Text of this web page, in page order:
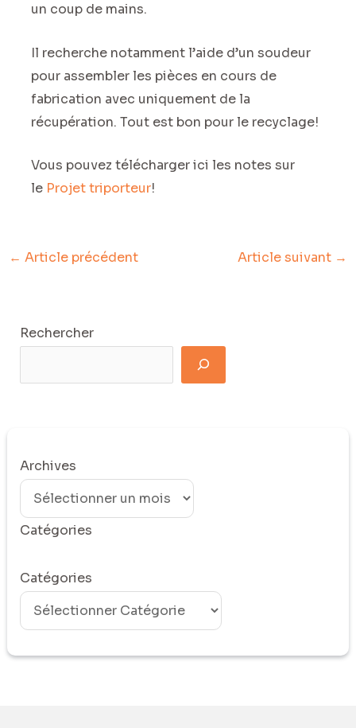
un coup de mains.
Il recherche notamment l’aide d’un soudeur
pour assembler les pièces en cours de
fabrication avec uniquement de la
récupération. Tout est bon pour le recyclage!
Vous pouvez télécharger ici les notes sur
le Projet triporteur!
← Article précédent Article suivant →
Rechercher
Archives
Catégories
Catégories